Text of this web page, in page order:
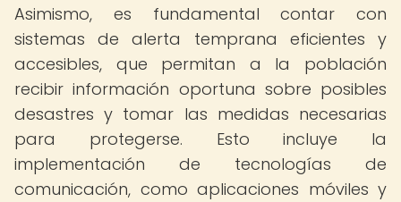
Asimismo, es fundamental contar con
sistemas de alerta temprana eficientes y
accesibles, que permitan a la población
recibir información oportuna sobre posibles
desastres y tomar las medidas necesarias
para protegerse. Esto incluye la
implementación de tecnologías de
comunicación, como aplicaciones móviles y